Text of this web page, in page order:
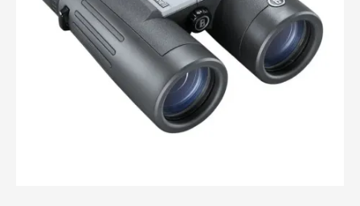
Accessoires pour montures
Têtes
Pièces détachées